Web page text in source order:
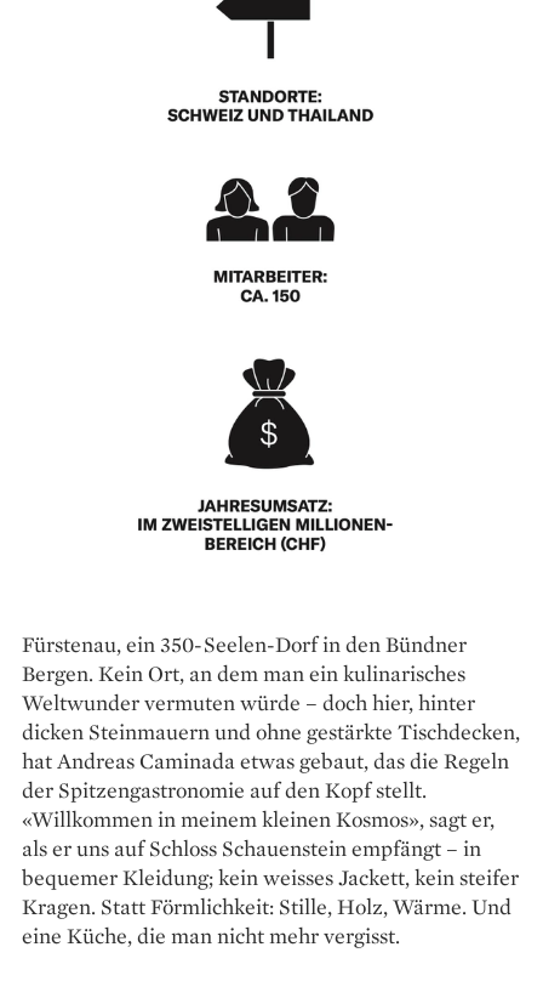
Fürstenau, ein 350-Seelen-Dorf in den Bündner
Bergen. Kein Ort, an dem man ein kulinarisches
Weltwunder vermuten würde – doch hier, hinter
dicken Steinmauern und ohne gestärkte Tischdecken,
hat Andreas Caminada etwas gebaut, das die Regeln
der Spitzengastronomie auf den Kopf stellt.
«Willkommen in meinem kleinen Kosmos», sagt er,
als er uns auf Schloss Schauenstein empfängt – in
bequemer Kleidung; kein weisses Jackett, kein steifer
Kragen. Statt Förmlichkeit: Stille, Holz, Wärme. Und
eine Küche, die man nicht mehr vergisst.